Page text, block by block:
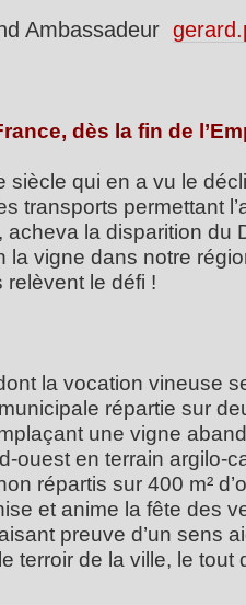
Ambassadeur
dès la fin de
siècle qui en a vu le
transports permettant
la disparition du
la vigne dans notre
le défi !
la vocation vineuse
répartie sur
une vigne
ouest en terrain
répartis sur 400 m²
et anime la fête des
preuve d’un sens
terroir de la ville, le tout